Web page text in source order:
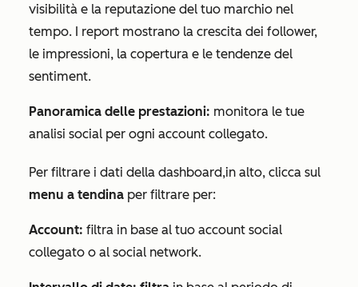
visibilità e la reputazione del tuo marchio nel
tempo. I report mostrano la crescita dei follower,
le impressioni, la copertura e le tendenze del
sentiment.
Panoramica delle prestazioni: monitora le tue
analisi social per ogni account collegato.
Per filtrare i dati della dashboard,in alto, clicca sul
menu a tendina per filtrare per:
Account: filtra in base al tuo account social
collegato o al social network.